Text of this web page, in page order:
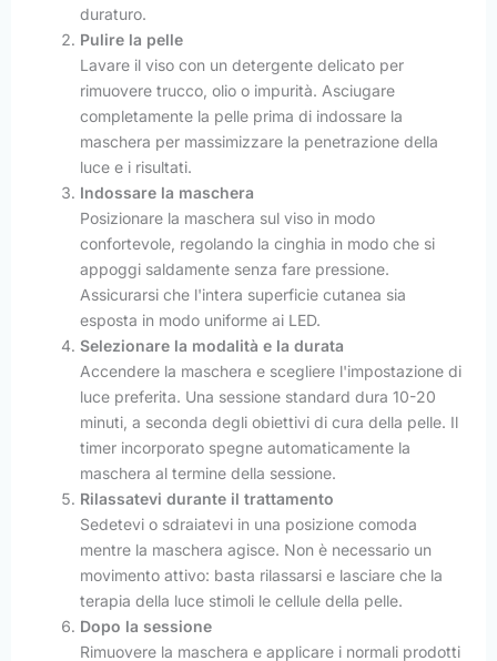
duraturo.
Pulire la pelle
Lavare il viso con un detergente delicato per
rimuovere trucco, olio o impurità. Asciugare
completamente la pelle prima di indossare la
maschera per massimizzare la penetrazione della
luce e i risultati.
Indossare la maschera
Posizionare la maschera sul viso in modo
confortevole, regolando la cinghia in modo che si
appoggi saldamente senza fare pressione.
Assicurarsi che l'intera superficie cutanea sia
esposta in modo uniforme ai LED.
Selezionare la modalità e la durata
Accendere la maschera e scegliere l'impostazione di
luce preferita. Una sessione standard dura 10-20
minuti, a seconda degli obiettivi di cura della pelle. Il
timer incorporato spegne automaticamente la
maschera al termine della sessione.
Rilassatevi durante il trattamento
Sedetevi o sdraiatevi in una posizione comoda
mentre la maschera agisce. Non è necessario un
movimento attivo: basta rilassarsi e lasciare che la
terapia della luce stimoli le cellule della pelle.
Dopo la sessione
Rimuovere la maschera e applicare i normali prodotti